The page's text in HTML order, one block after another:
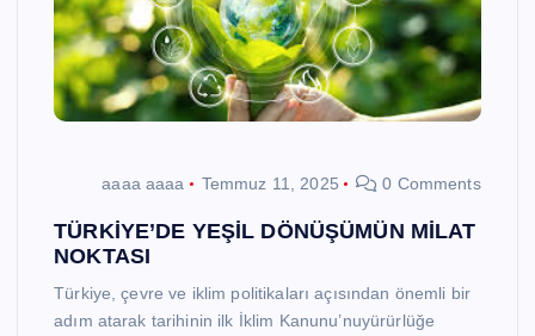
aaaa aaaa Temmuz 11, 2025 0 Comments
TÜRKİYE’DE YEŞİL DÖNÜŞÜMÜN MİLAT
NOKTASI
Türkiye, çevre ve iklim politikaları açısından önemli bir
adım atarak tarihinin ilk İklim Kanunu’nuyürürlüğe